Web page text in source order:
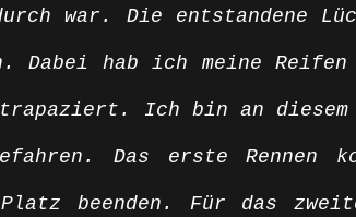
war. Die entstandene
Dabei hab ich meine
Ich bin an diesem
Das erste Rennen
beenden. Für das